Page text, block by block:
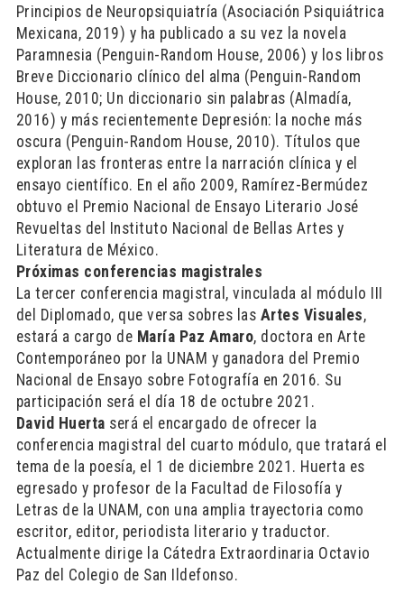
Principios de Neuropsiquiatría (Asociación Psiquiátrica
Mexicana, 2019) y ha publicado a su vez la novela
Paramnesia (Penguin-Random House, 2006) y los libros
Breve Diccionario clínico del alma (Penguin-Random
House, 2010; Un diccionario sin palabras (Almadía,
2016) y más recientemente Depresión: la noche más
oscura (Penguin-Random House, 2010). Títulos que
exploran las fronteras entre la narración clínica y el
ensayo científico. En el año 2009, Ramírez-Bermúdez
obtuvo el Premio Nacional de Ensayo Literario José
Revueltas del Instituto Nacional de Bellas Artes y
Literatura de México.
Próximas conferencias magistrales
La tercer conferencia magistral, vinculada al módulo III
del Diplomado, que versa sobres las Artes Visuales,
estará a cargo de María Paz Amaro, doctora en Arte
Contemporáneo por la UNAM y ganadora del Premio
Nacional de Ensayo sobre Fotografía en 2016. Su
participación será el día 18 de octubre 2021.
David Huerta será el encargado de ofrecer la
conferencia magistral del cuarto módulo, que tratará el
tema de la poesía, el 1 de diciembre 2021. Huerta es
egresado y profesor de la Facultad de Filosofía y
Letras de la UNAM, con una amplia trayectoria como
escritor, editor, periodista literario y traductor.
Actualmente dirige la Cátedra Extraordinaria Octavio
Paz del Colegio de San Ildefonso.